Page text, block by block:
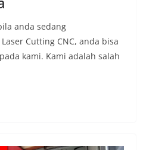
anda sedang
Cutting CNC, anda bisa
kami. Kami adalah salah